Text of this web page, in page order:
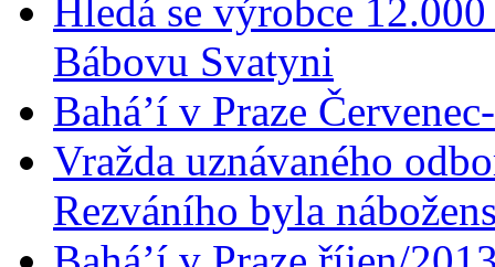
Hledá se výrobce
Bábovu Svatyni
Bahá’í v Praze
Vražda uznávaného
Rezváního byla